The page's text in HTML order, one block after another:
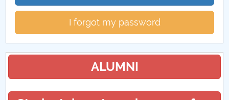
I forgot my password
ALUMNI